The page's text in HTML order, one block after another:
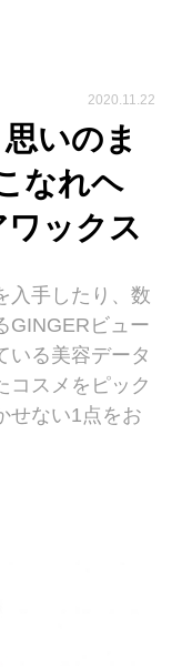
2020.11.22
いのま
なれヘ
ックス
入手したり、数
GINGERビュー
いる美容データ
コスメをピック
せない1点をお